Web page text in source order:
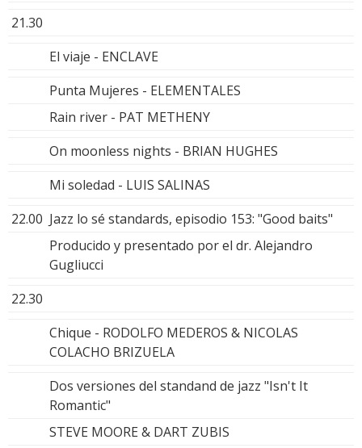
21.30
El viaje - ENCLAVE
Punta Mujeres - ELEMENTALES
Rain river - PAT METHENY
On moonless nights - BRIAN HUGHES
Mi soledad - LUIS SALINAS
22.00 Jazz lo sé standards, episodio 153: "Good baits"
Producido y presentado por el dr. Alejandro
Gugliucci
22.30
Chique - RODOLFO MEDEROS & NICOLAS
COLACHO BRIZUELA
Dos versiones del standand de jazz "Isn't It
Romantic"
STEVE MOORE & DART ZUBIS